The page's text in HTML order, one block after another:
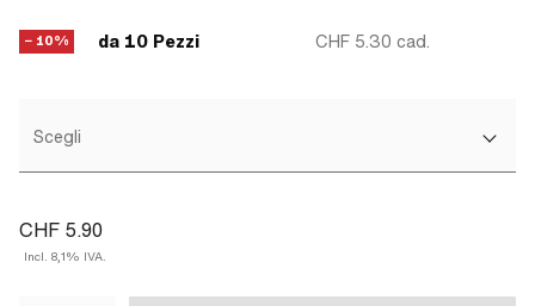
− 10% da 10 Pezzi CHF 5.30 cad.
Scegli
CHF 5.90
Incl. 8,1% IVA.